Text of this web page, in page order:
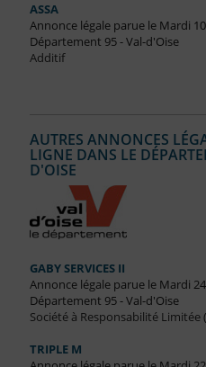
ASSA
Annonce légale parue le Mardi
Département 95 - Val-d'Oise
Additif
AUTRES ANNONCES
LIGNE DANS LE
D'OISE
GABY SERVICES II
Annonce légale parue le Mardi
Département 95 - Val-d'Oise
Société à Responsabilité Limitée
TRIPLE M